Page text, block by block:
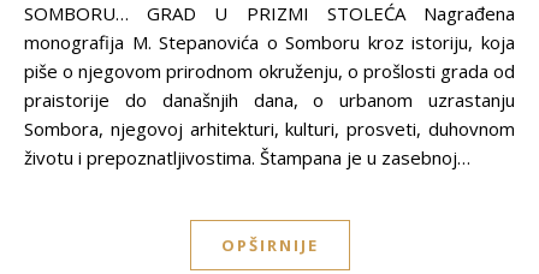
SOMBORU… GRAD U PRIZMI STOLEĆA Nagrađena
monografija M. Stepanovića o Somboru kroz istoriju, koja
piše o njegovom prirodnom okruženju, o prošlosti grada od
praistorije do današnjih dana, o urbanom uzrastanju
Sombora, njegovoj arhitekturi, kulturi, prosveti, duhovnom
životu i prepoznatljivostima. Štampana je u zasebnoj…
OPŠIRNIJE